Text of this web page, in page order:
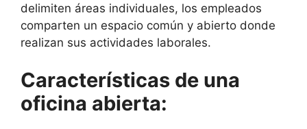
delimiten áreas individuales, los empleados
comparten un espacio común y abierto donde
realizan sus actividades laborales.
Características de una
oficina abierta: